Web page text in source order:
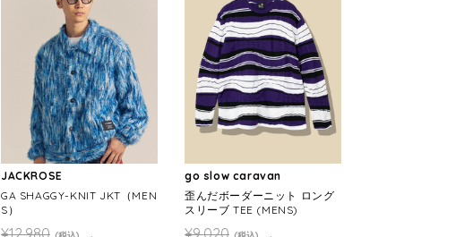
JACKROSE
GA SHAGGY-KNIT JKT（MEN
S）
¥12,980
go slow caravan
歪んだボーダーニット ロング
スリーブ TEE (MENS)
¥9,020